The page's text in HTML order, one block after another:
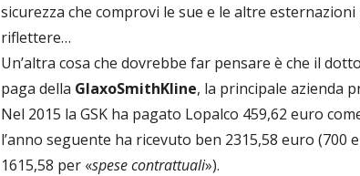
sicurezza che comprovi le sue e le altre
riflettere…
Un’altra cosa che dovrebbe far pensare è che il
paga della GlaxoSmithKline, la principale azienda
Nel 2015 la GSK ha pagato Lopalco 459,62 euro
l’anno seguente ha ricevuto ben 2315,58 euro (700
1615,58 per «spese contrattuali»).